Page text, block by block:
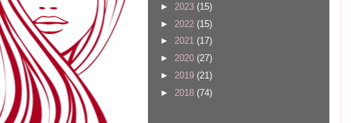
► 2023 (15)
► 2022 (15)
► 2021 (17)
► 2020 (27)
► 2019 (21)
► 2018 (74)